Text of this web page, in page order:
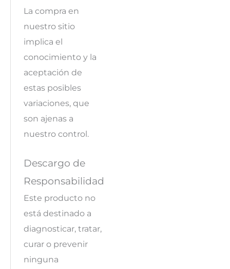
La compra en
nuestro sitio
implica el
conocimiento y la
aceptación de
estas posibles
variaciones, que
son ajenas a
nuestro control.
Descargo de
Responsabilidad
Este producto no
está destinado a
diagnosticar, tratar,
curar o prevenir
ninguna